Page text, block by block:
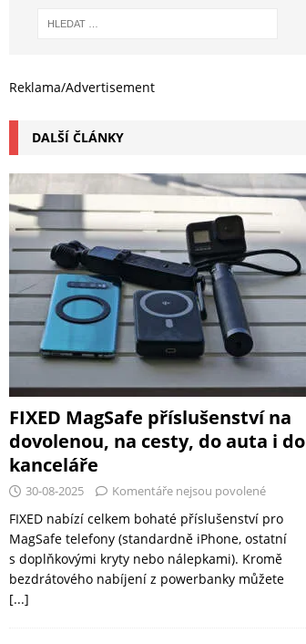
Reklama/Advertisement
DALŠÍ ČLÁNKY
FIXED MagSafe příslušenství na
dovolenou, na cesty, do auta i do
kanceláře
30-08-2025 Komentáře nejsou povolené
FIXED nabízí celkem bohaté příslušenství pro
MagSafe telefony (standardně iPhone, ostatní
s doplňkovými kryty nebo nálepkami). Kromě
bezdrátového nabíjení z powerbanky můžete
[...]